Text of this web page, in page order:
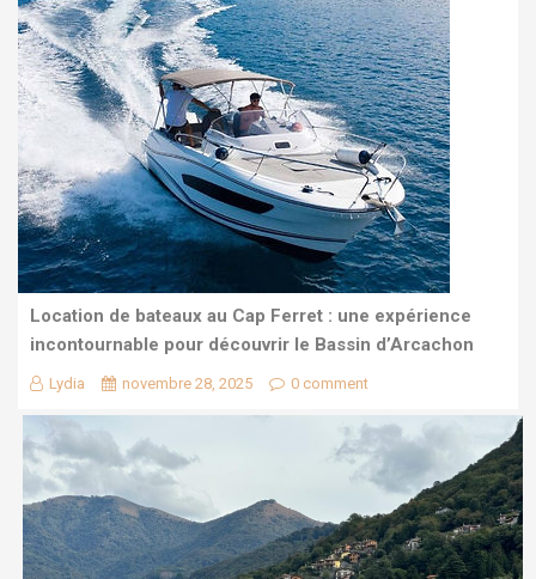
Location de bateaux au Cap Ferret : une expérience
incontournable pour découvrir le Bassin d’Arcachon
Lydia novembre 28, 2025 0 comment